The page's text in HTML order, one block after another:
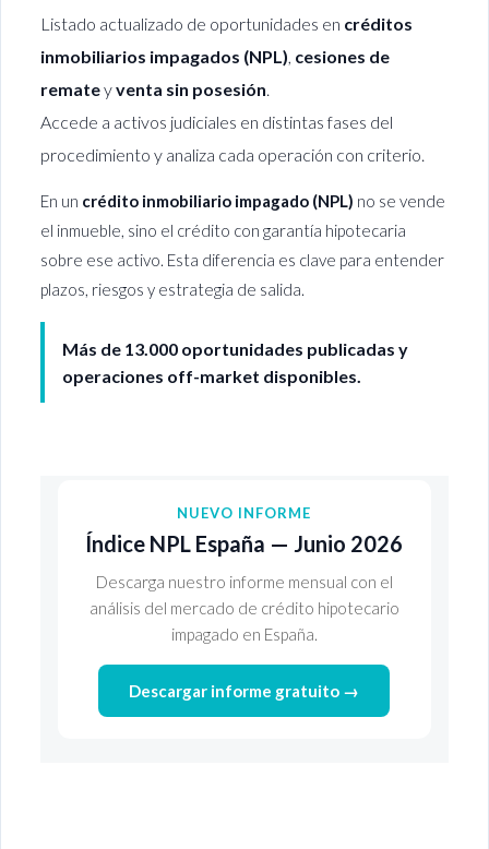
Listado actualizado de oportunidades en créditos
inmobiliarios impagados (NPL), cesiones de
remateyventa sin posesión.
Accede a activos judiciales en distintas fases del
procedimiento y analiza cada operación con criterio.
En un crédito inmobiliario impagado (NPL) no se vende
el inmueble, sino el crédito con garantía hipotecaria
sobre ese activo. Esta diferencia es clave para entender
plazos, riesgos y estrategia de salida.
Más de 13.000 oportunidades publicadas y
operaciones off-market disponibles.
NUEVO INFORME
Índice NPL España — Junio 2026
Descarga nuestro informe mensual con el
análisis del mercado de crédito hipotecario
impagado en España.
Descargar informe gratuito →